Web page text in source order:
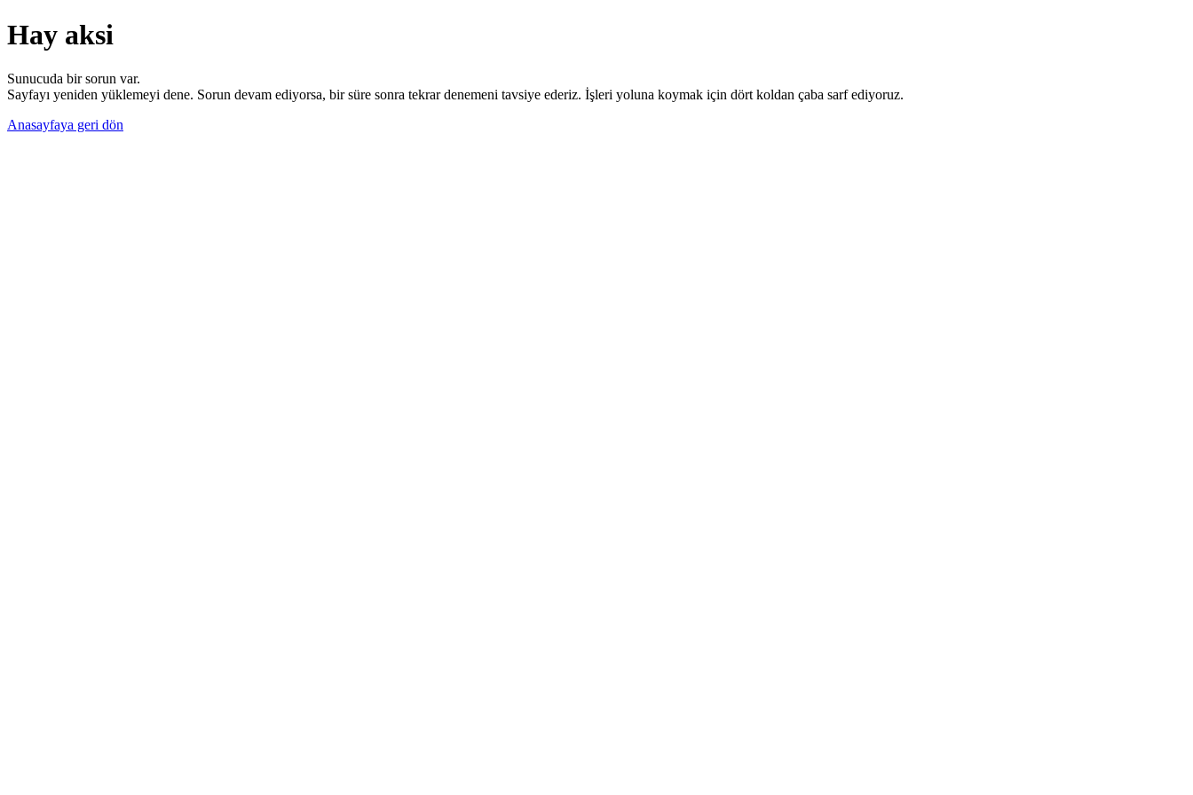
Hay aksi
Sunucuda bir sorun var.
Sayfayı yeniden yüklemeyi dene. Sorun devam ediyorsa, bir süre sonra tekrar denemeni tavsiye ederiz. İşleri yoluna koymak için dört koldan çaba sarf ediyoruz.
Anasayfaya geri dön